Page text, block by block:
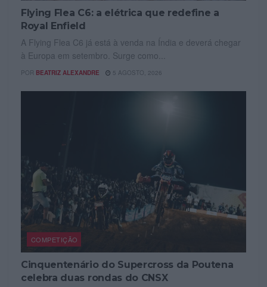
Flying Flea C6: a elétrica que redefine a
Royal Enfield
A Flying Flea C6 já está à venda na Índia e deverá chegar
à Europa em setembro. Surge como...
POR BEATRIZ ALEXANDRE 5 AGOSTO, 2026
COMPETIÇÃO
Cinquentenário do Supercross da Poutena
celebra duas rondas do CNSX